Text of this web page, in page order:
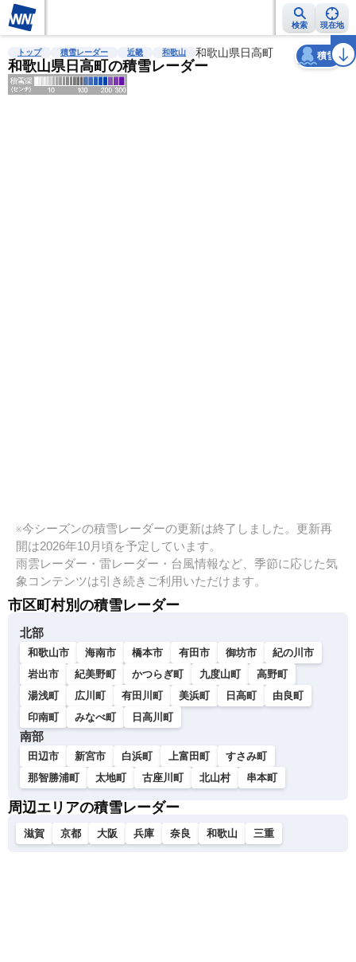
検索 現在地
雨雲レーダー 台風情報 地震情報 警報・注意報 2週間天気 ラ
トップ 積雪レーダー 近畿 和歌山 和歌山県日高町
和歌山県日高町の積雪レーダー
積雪
天気 台風
※今シーズンの積雪レーダーの更新は終了しました。更新再
開は2026年10月頃を予定しています。
雨雲レーダー・雷レーダー・台風情報など、季節に応じた気
象コンテンツは引き続きご利用いただけます。
市区町村別の積雪レーダー
北部
和歌山市 海南市 橋本市 有田市 御坊市
紀の川市
岩出市
紀美野町 かつらぎ町 九度山町
高野町
湯浅町
広川町 有田川町 美浜町 日高町
由良町
印南町
みなべ町 日高川町
南部
田辺市 新宮市 白浜町 上富田町
すさみ町
那智勝浦町
太地町 古座川町 北山村 串本町
周辺エリアの積雪レーダー
滋賀 京都 大阪 兵庫 奈良 和歌山 三重